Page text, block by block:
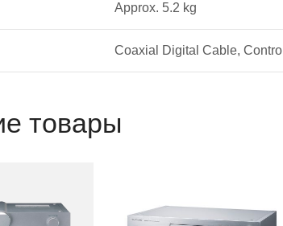
Approx. 5.2 kg
Coaxial Digital Cable,
товары